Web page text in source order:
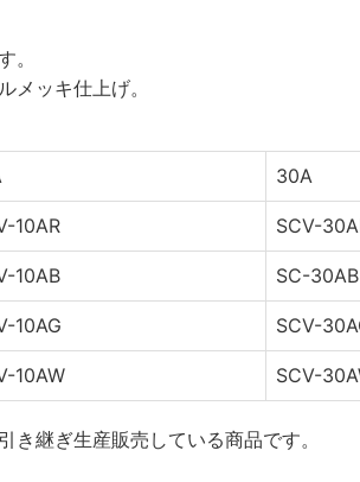
。
メッキ仕上げ。
30A
10AR SCV-
10AB SC-30AB
10AG SCV-
10AW SCV-
継ぎ生産販売している商品です。